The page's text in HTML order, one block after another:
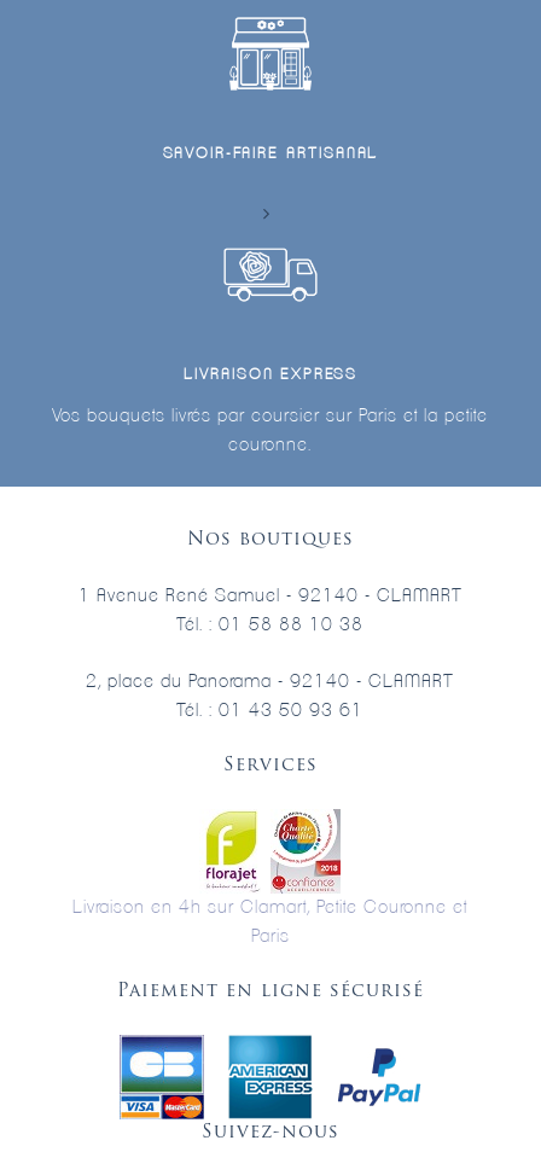
SAVOIR-FAIRE ARTISANAL
LIVRAISON EXPRESS
Vos bouquets livrés par coursier sur Paris et la petite
couronne.
Nos boutiques
1 Avenue René Samuel - 92140 - CLAMART
Tél. : 01 58 88 10 38
2, place du Panorama - 92140 - CLAMART
Tél. : 01 43 50 93 61
Services
Livraison en 4h sur Clamart, Petite Couronne et
Paris
Paiement en ligne sécurisé
Suivez-nous